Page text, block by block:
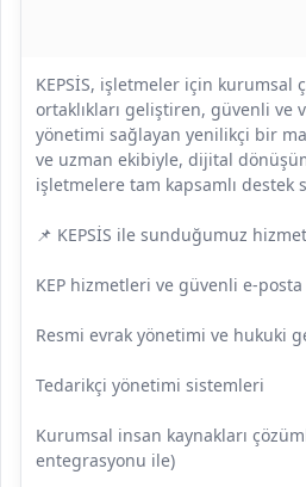
KEPSİS, işletmeler için kurumsal
ortaklıkları geliştiren, güvenli ve
yönetimi sağlayan yenilikçi bir
ve uzman ekibiyle, dijital
işletmelere tam kapsamlı destek
📌 KEPSİS ile sunduğumuz
KEP hizmetleri ve güvenli e-
Resmi evrak yönetimi ve hukuki
Tedarikçi yönetimi sistemleri
Kurumsal insan kaynakları
entegrasyonu ile)